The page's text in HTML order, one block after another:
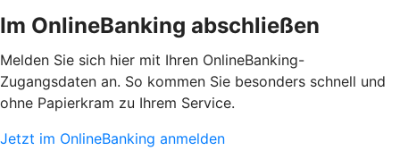
Im OnlineBanking abschließen
Melden Sie sich hier mit Ihren OnlineBanking-
Zugangsdaten an. So kommen Sie besonders schnell und
ohne Papierkram zu Ihrem Service.
Jetzt im OnlineBanking anmelden